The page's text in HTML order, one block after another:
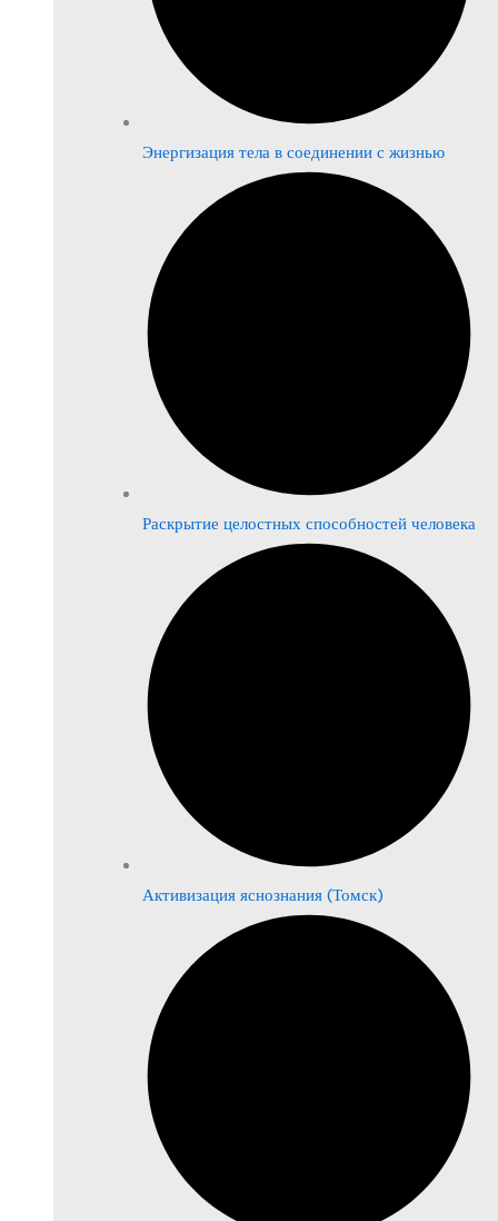
Энергизация тела в соединении с жизнью
Раскрытие целостных способностей человека
Активизация яснознания (Томск)